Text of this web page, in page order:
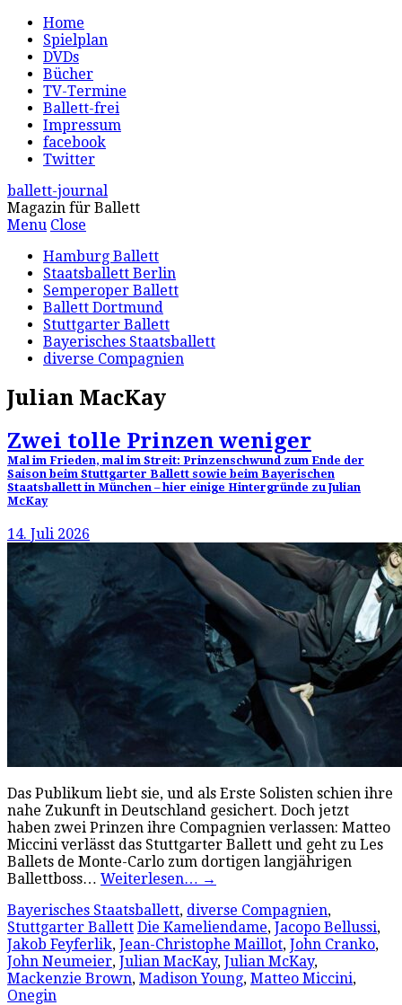
Home
Spielplan
DVDs
Bücher
TV-Termine
Ballett-frei
Impressum
facebook
Twitter
ballett-journal
Magazin für Ballett
Menu Close
Hamburg Ballett
Staatsballett Berlin
Semperoper Ballett
Ballett Dortmund
Stuttgarter Ballett
Bayerisches Staatsballett
diverse Compagnien
Julian MacKay
Zwei tolle Prinzen weniger
Mal im Frieden, mal im Streit: Prinzenschwund zum Ende der
Saison beim Stuttgarter Ballett sowie beim Bayerischen
Staatsballett in München – hier einige Hintergründe zu Julian
McKay
14. Juli 2026
Das Publikum liebt sie, und als Erste Solisten schien ihre
nahe Zukunft in Deutschland gesichert. Doch jetzt
haben zwei Prinzen ihre Compagnien verlassen: Matteo
Miccini verlässt das Stuttgarter Ballett und geht zu Les
Ballets de Monte-Carlo zum dortigen langjährigen
Ballettboss… Weiterlesen… →
Bayerisches Staatsballett, diverse Compagnien,
Stuttgarter Ballett Die Kameliendame, Jacopo Bellussi,
Jakob Feyferlik, Jean-Christophe Maillot, John Cranko,
John Neumeier, Julian MacKay, Julian McKay,
Mackenzie Brown, Madison Young, Matteo Miccini,
Onegin